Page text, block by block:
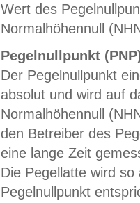
Wert des
Normalhöhennull
Pegelnullpunkt
Der Pegelnullpunkt
absolut und wird auf
Normalhöhennull
den Betreiber des
eine lange Zeit
Die Pegellatte wird
Pegelnullpunkt